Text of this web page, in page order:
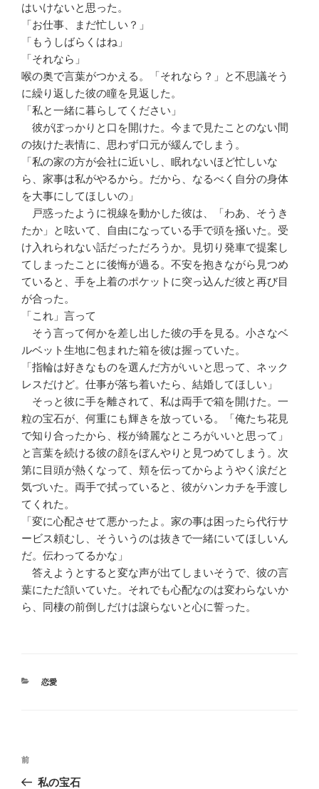
はいけないと思った。
「お仕事、まだ忙しい？」
「もうしばらくはね」
「それなら」
喉の奥で言葉がつかえる。「それなら？」と不思議そう
に繰り返した彼の瞳を見返した。
「私と一緒に暮らしてください」
彼がぽっかりと口を開けた。今まで見たことのない間
の抜けた表情に、思わず口元が緩んでしまう。
「私の家の方が会社に近いし、眠れないほど忙しいな
ら、家事は私がやるから。だから、なるべく自分の身体
を大事にしてほしいの」
戸惑ったように視線を動かした彼は、「わあ、そうき
たか」と呟いて、自由になっている手で頭を掻いた。受
け入れられない話だっただろうか。見切り発車で提案し
てしまったことに後悔が過る。不安を抱きながら見つめ
ていると、手を上着のポケットに突っ込んだ彼と再び目
が合った。
「これ」言って
そう言って何かを差し出した彼の手を見る。小さなベ
ルベット生地に包まれた箱を彼は握っていた。
「指輪は好きなものを選んだ方がいいと思って、ネック
レスだけど。仕事が落ち着いたら、結婚してほしい」
そっと彼に手を離されて、私は両手で箱を開けた。一
粒の宝石が、何重にも輝きを放っている。「俺たち花見
で知り合ったから、桜が綺麗なところがいいと思って」
と言葉を続ける彼の顔をぼんやりと見つめてしまう。次
第に目頭が熱くなって、頬を伝ってからようやく涙だと
気づいた。両手で拭っていると、彼がハンカチを手渡し
てくれた。
「変に心配させて悪かったよ。家の事は困ったら代行サ
ービス頼むし、そういうのは抜きで一緒にいてほしいん
だ。伝わってるかな」
答えようとすると変な声が出てしまいそうで、彼の言
葉にただ頷いていた。それでも心配なのは変わらないか
ら、同棲の前倒しだけは譲らないと心に誓った。
カ
恋愛
投
前
の
前
私の宝石